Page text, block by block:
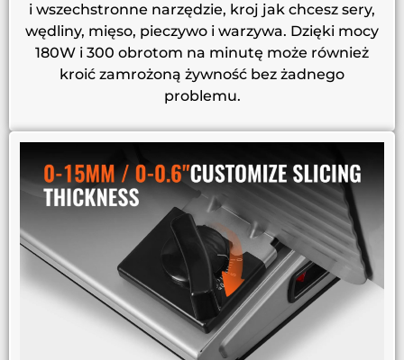
i wszechstronne narzędzie, kroj jak chcesz sery,
wędliny, mięso, pieczywo i warzywa. Dzięki mocy
180W i 300 obrotom na minutę może również
kroić zamrożoną żywność bez żadnego
problemu.